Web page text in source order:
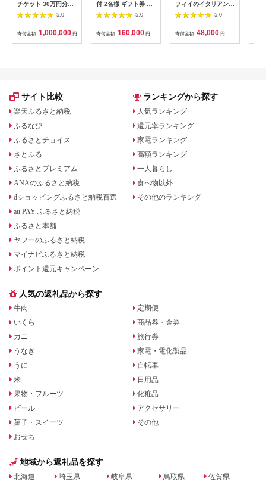
チケット 30万円分
【1360365】
5.0
寄付金額: 1,000,000 円
付 2名様 ギフト券 チ
ケット 券 宿泊 旅行
5.0
寄付金額: 160,000 円
フィイのイタリアンデ
ィナーコースA ペア
5.0
寄付金額: 48,000 円
サイト比較
楽天ふるさと納税
ふるなび
ふるさとチョイス
さとふる
ふるさとプレミアム
ANAのふるさと納税
dショッピングふるさと納税百選
au PAY ふるさと納税
ふるさと本舗
ヤフーのふるさと納税
マイナビふるさと納税
ポイント還元キャンペーン
ランキングから探す
人気ランキング
還元率ランキング
家電ランキング
高額ランキング
一人暮らし
食べ物以外
その他のランキング
人気の返礼品から探す
牛肉
いくら
カニ
うなぎ
うに
米
果物・フルーツ
ビール
菓子・スイーツ
おせち
定期便
商品券・金券
旅行券
家電・電化製品
自転車
日用品
化粧品
アクセサリー
その他
地域から返礼品を探す
北海道 埼玉県 岐阜県 鳥取県 佐賀県